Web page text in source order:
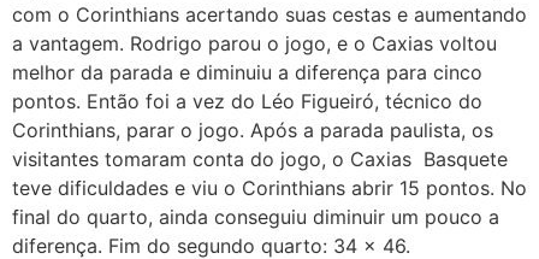
com o Corinthians acertando suas cestas e aumentando
a vantagem. Rodrigo parou o jogo, e o Caxias voltou
melhor da parada e diminuiu a diferença para cinco
pontos. Então foi a vez do Léo Figueiró, técnico do
Corinthians, parar o jogo. Após a parada paulista, os
visitantes tomaram conta do jogo, o Caxias Basquete
teve dificuldades e viu o Corinthians abrir 15 pontos. No
final do quarto, ainda conseguiu diminuir um pouco a
diferença. Fim do segundo quarto: 34 x 46.